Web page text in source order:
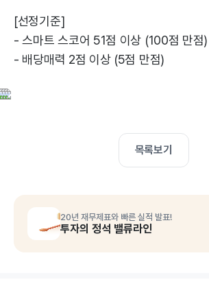
[선정기준]
- 스마트 스코어 51점 이상 (100점 만점)
- 배당매력 2점 이상 (5점 만점)
목록보기
20년 재무제표와 빠른 실적 발표!
투자의 정석 밸류라인